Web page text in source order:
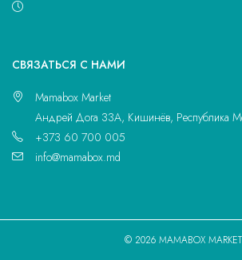
CВЯЗАТЬСЯ С НАМИ
Mamabox Market
Андрей Дога 33A, Кишинёв, Республика
+373 60 700 005
info@mamabox.md
© 2026 MAMABOX MARKET